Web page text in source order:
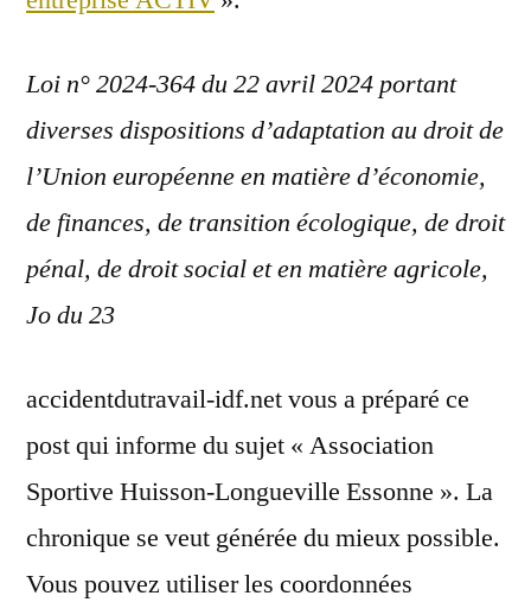
Loi n° 2024-364 du 22 avril 2024 portant
diverses dispositions d’adaptation au droit de
l’Union européenne en matière d’économie,
de finances, de transition écologique, de droit
pénal, de droit social et en matière agricole,
Jo du 23
accidentdutravail-idf.net vous a préparé ce
post qui informe du sujet « Association
Sportive Huisson-Longueville Essonne ». La
chronique se veut générée du mieux possible.
Vous pouvez utiliser les coordonnées